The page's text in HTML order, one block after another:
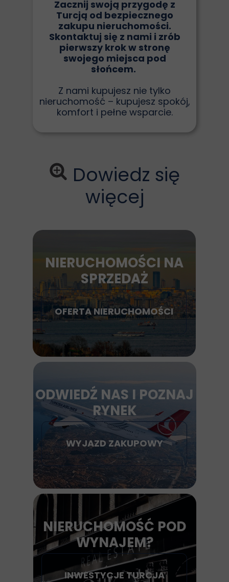
Dowiedz się
więcej
NIERUCHOMOŚĆ POD
WYNAJEM?
INWESTYCJE TURCJA
ODWIEDŹ NAS I POZNAJ
RYNEK
WYJAZD ZAKUPOWY
NIERUCHOMOŚCI NA
SPRZEDAŻ
OFERTA NIERUCHOMOŚCI
Zacznij swoją przygodę z
Turcją od bezpiecznego
zakupu nieruchomości.
Skontaktuj się z nami i zrób
pierwszy krok w stronę
swojego miejsca pod
słońcem.
Z nami kupujesz nie tylko
nieruchomość – kupujesz spokój,
komfort i pełne wsparcie.